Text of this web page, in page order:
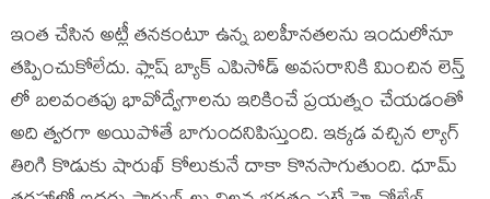
ఇంత చేసిన అట్లీ తనకంటూ ఉన్న బలహీనతలను ఇందులోనూ
తప్పించుకోలేదు. ఫ్లాష్ బ్యాక్ ఎపిసోడ్ అవసరానికి మించిన లెన్త్
లో బలవంతపు భావోద్వేగాలను ఇరికించే ప్రయత్నం చేయడంతో
అది త్వరగా అయిపోతే బాగుందనిపిస్తుంది. ఇక్కడ వచ్చిన ల్యాగ్
తిరిగి కొడుకు షారుఖ్ కోలుకునే దాకా కొనసాగుతుంది. ధూమ్